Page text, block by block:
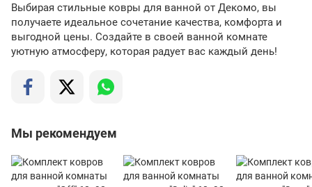
Выбирая стильные ковры для ванной от Декомо, вы
получаете идеальное сочетание качества, комфорта и
выгодной цены. Создайте в своей ванной комнате
уютную атмосферу, которая радует вас каждый день!
Мы рекомендуем